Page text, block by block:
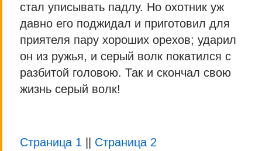
стал уписывать падлу. Но охотник уж
давно его поджидал и приготовил для
приятеля пару хороших орехов; ударил
он из ружья, и серый волк покатился с
разбитой головою. Так и скончал свою
жизнь серый волк!
Страница 1 Страница 2